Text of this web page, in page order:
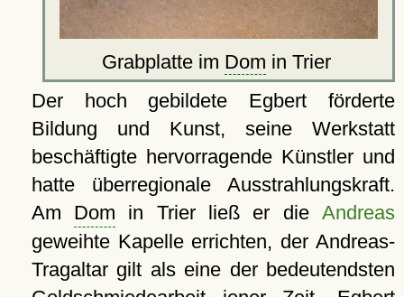
Grabplatte im Dom in Trier
Der hoch gebildete Egbert förderte
Bildung und Kunst, seine Werkstatt
beschäftigte hervorragende Künstler und
hatte überregionale Ausstrahlungskraft.
Am Dom in Trier ließ er die Andreas
geweihte Kapelle errichten, der Andreas-
Tragaltar gilt als eine der bedeutendsten